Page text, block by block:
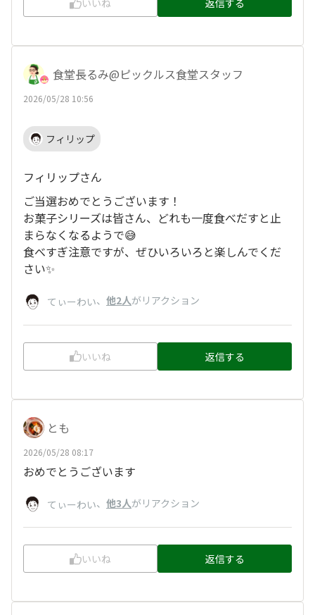
いいね 返信する
食堂長るみ@ピックルス食堂スタッフ
2026/05/28 10:56
フィリップ
フィリップさん
ご当選おめでとうございます！
お菓子シリーズは皆さん、どれも一度食べだすと止
まらなくなるようで😅
食べすぎ注意ですが、ぜひいろいろと楽しんでくだ
さい✨
てぃーわい、 他2人がリアクション
いいね 返信する
とも
2026/05/28 08:17
おめでとうございます
てぃーわい、 他3人がリアクション
いいね 返信する